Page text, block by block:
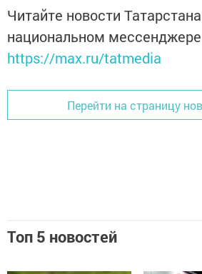
Читайте новости
национальном
https://max.ru/tatmedia
Перейти на страницу
Топ 5 новостей